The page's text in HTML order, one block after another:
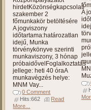
hirdetKözönségkapcsolati
szakember 2
főmunkakör betöltésére
A jogviszony
időtartama:határozatlan
idejű, Munka
törvénykönyve szerinti
munkaviszony, 3 hónap
próbaidővelFoglalkoztatás
jellege: heti 40 óraA
munkavégzés helye:
MNM Vay...
0 Comment
Hits:662
Read
More...
A